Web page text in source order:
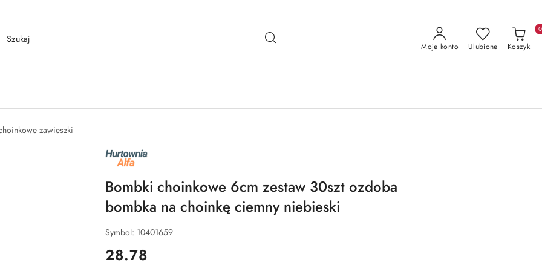
Moje konto Ulubione Koszyk
0
zawieszki
NAZWA
PRODUCENTA:
ALFA
Bombki choinkowe 6cm zestaw 30szt ozdoba
bombka na choinkę ciemny niebieski
Symbol: 10401659
cena:
28.78